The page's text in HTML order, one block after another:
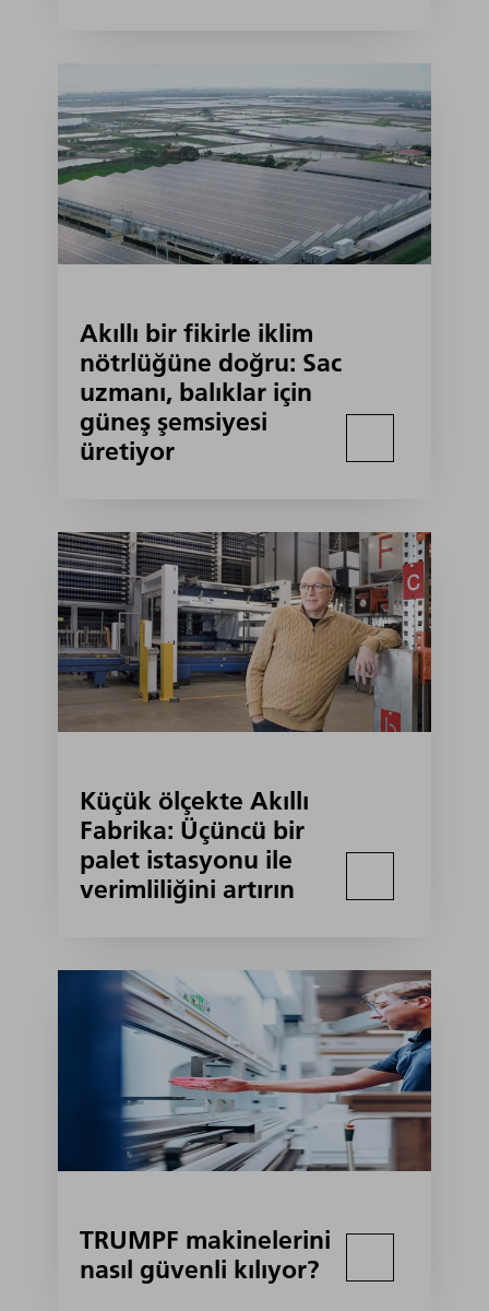
Akıllı bir fikirle iklim
nötrlüğüne doğru: Sac
uzmanı, balıklar için
güneş şemsiyesi
üretiyor
Küçük ölçekte Akıllı
Fabrika: Üçüncü bir
palet istasyonu ile
verimliliğini artırın
TRUMPF makinelerini
nasıl güvenli kılıyor?